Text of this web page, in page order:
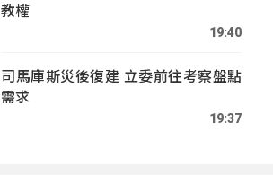
教權
19:40
司馬庫斯災後復建 立委前往考察盤點
需求
19:37